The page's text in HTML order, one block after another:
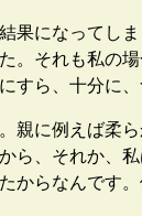
になってし
。それも私の
すら、十分に
に例えば柔
ら、それか、
からなんです。